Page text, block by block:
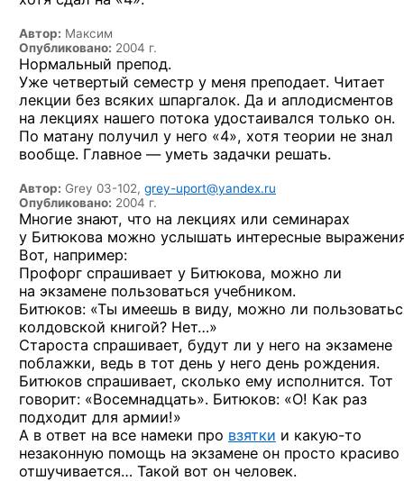
Автор: Максим
Опубликовано: 2004 г.
Нормальный препод.
Уже четвертый семестр у меня преподает. Читает
лекции без всяких шпаргалок. Да и аплодисментов
на лекциях нашего потока удостаивался только он.
По матану получил у него «4», хотя теории не знал
вообще. Главное — уметь задачки решать.
Автор: Grey 03-102, grey-uport@yandex.ru
Опубликовано: 2004 г.
Многие знают, что на лекциях или семинарах
у Битюкова можно услышать интересные
Вот, например:
Профорг спрашивает у Битюкова, можно ли
на экзамене пользоваться учебником.
Битюков: «Ты имеешь в виду, можно ли
колдовской книгой? Нет…»
Староста спрашивает, будут ли у него на экзамене
поблажки, ведь в тот день у него день рождения.
Битюков спрашивает, сколько ему исполнится. Тот
говорит: «Восемнадцать». Битюков: «О! Как раз
подходит для армии!»
А в ответ на все намеки про взятки и какую-то
незаконную помощь на экзамене он просто красиво
отшучивается… Такой вот он человек.